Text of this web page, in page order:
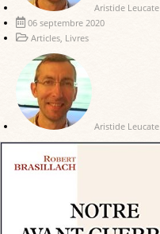
Aristide Leucate
06 septembre 2020
Articles, Livres
Aristide Leucate